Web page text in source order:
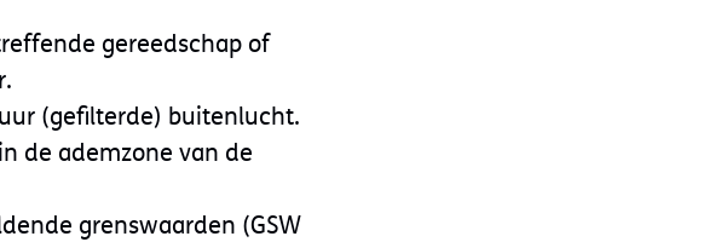
gereedschap of
(gefilterde) buitenlucht.
de ademzone van de
grenswaarden (GSW